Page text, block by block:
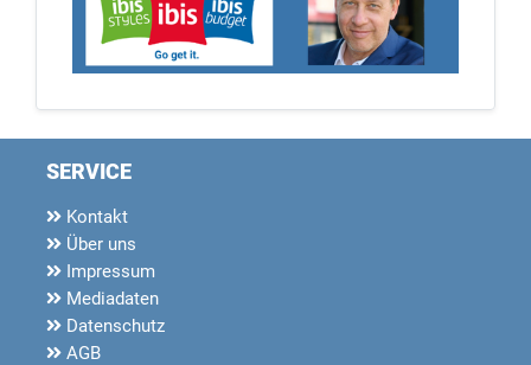
SERVICE
Kontakt
Über uns
Impressum
Mediadaten
Datenschutz
AGB